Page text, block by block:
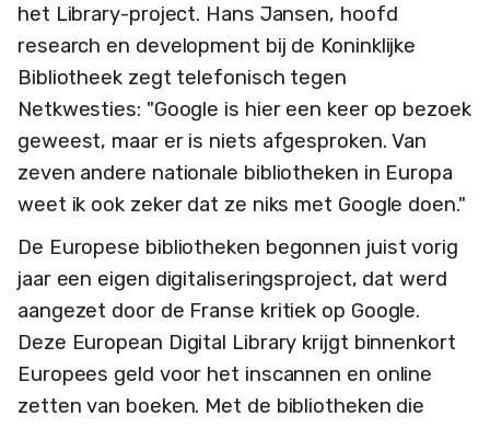
het Library-project. Hans Jansen, hoofd
research en development bij de Koninklijke
Bibliotheek zegt telefonisch tegen
Netkwesties: "Google is hier een keer op bezoek
geweest, maar er is niets afgesproken. Van
zeven andere nationale bibliotheken in Europa
weet ik ook zeker dat ze niks met Google doen."
De Europese bibliotheken begonnen juist vorig
jaar een eigen digitaliseringsproject, dat werd
aangezet door de Franse kritiek op Google.
Deze European Digital Library krijgt binnenkort
Europees geld voor het inscannen en online
zetten van boeken. Met de bibliotheken die